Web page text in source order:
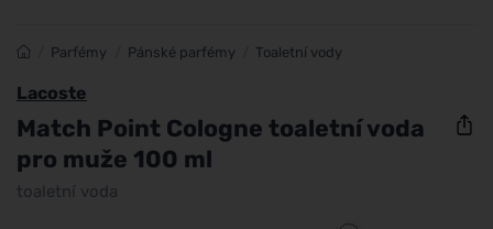
Parfémy Pánské parfémy Toaletní vody
Lacoste
Match Point Cologne toaletní voda
pro muže 100 ml
toaletní voda